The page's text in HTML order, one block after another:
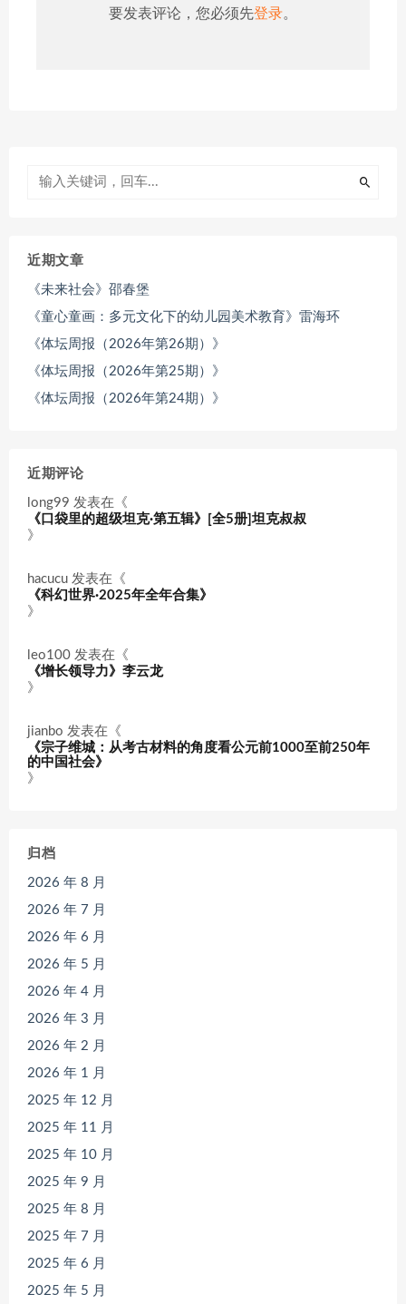
要发表评论，您必须先登录。
近期文章
《未来社会》邵春堡
《童心童画：多元文化下的幼儿园美术教育》雷海环
《体坛周报（2026年第26期）》
《体坛周报（2026年第25期）》
《体坛周报（2026年第24期）》
近期评论
long99 发表在《
《口袋里的超级坦克·第五辑》[全5册]坦克叔叔
》
hacucu 发表在《
《科幻世界·2025年全年合集》
》
leo100 发表在《
《增长领导力》李云龙
》
jianbo 发表在《
《宗子维城：从考古材料的角度看公元前1000至前250年
的中国社会》
》
归档
2026 年 8 月
2026 年 7 月
2026 年 6 月
2026 年 5 月
2026 年 4 月
2026 年 3 月
2026 年 2 月
2026 年 1 月
2025 年 12 月
2025 年 11 月
2025 年 10 月
2025 年 9 月
2025 年 8 月
2025 年 7 月
2025 年 6 月
2025 年 5 月